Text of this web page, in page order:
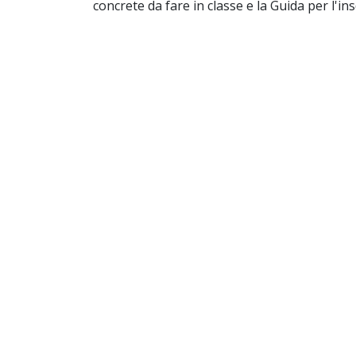
concrete da fare in classe e la Guida per